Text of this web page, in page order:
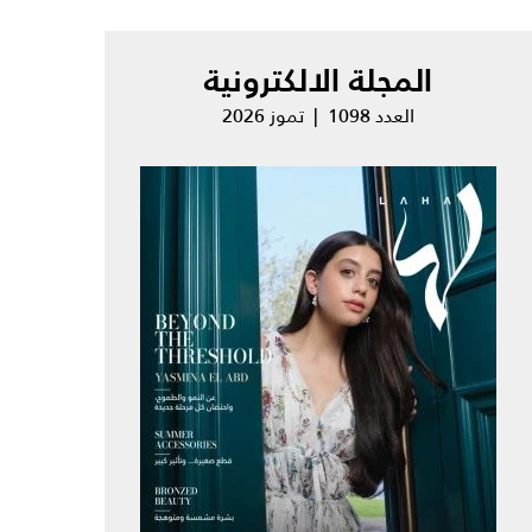
المجلة الالكترونية
العدد 1098 | تموز 2026